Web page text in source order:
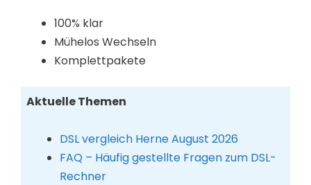
100% klar
Mühelos Wechseln
Komplettpakete
Aktuelle Themen
DSL vergleich Herne August 2026
FAQ – Häufig gestellte Fragen zum DSL-
Rechner